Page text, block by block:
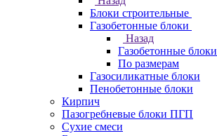
Блоки строительные
Газобетонные блоки
Назад
Газобетонные блоки
По размерам
Газосиликатные блоки
Пенобетонные блоки
Кирпич
Пазогребневые блоки ПГП
Сухие смеси